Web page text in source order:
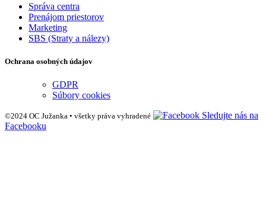
Správa centra
Prenájom priestorov
Marketing
SBS (Straty a nálezy)
Ochrana osobných údajov
GDPR
Súbory cookies
©2024 OC Južanka • všetky práva vyhradené
Sledujte nás na
Facebooku